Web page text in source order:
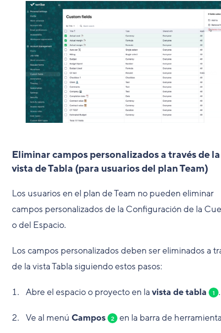
Eliminar campos personalizados a través de la
vista de Tabla (para usuarios del plan Team)
Los usuarios en el plan de Team no pueden eliminar
campos personalizados de la Configuración de la
o del Espacio.
Los campos personalizados deben ser eliminados a
de la vista Tabla siguiendo estos pasos:
Abre el espacio o proyecto en la vista de tabla 1 .
Ve al menú Campos 2 en la barra de